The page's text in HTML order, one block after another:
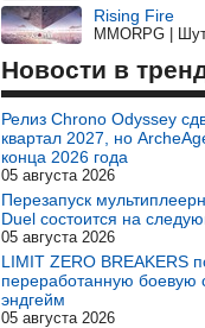
Rising Fire
MMORPG |
Новости в
Релиз Chrono Odyssey
квартал 2027, но
конца 2026 года
05 августа 2026
Перезапуск
Duel состоится на
05 августа 2026
LIMIT ZERO BREAKERS
переработанную боевую
эндгейм
05 августа 2026